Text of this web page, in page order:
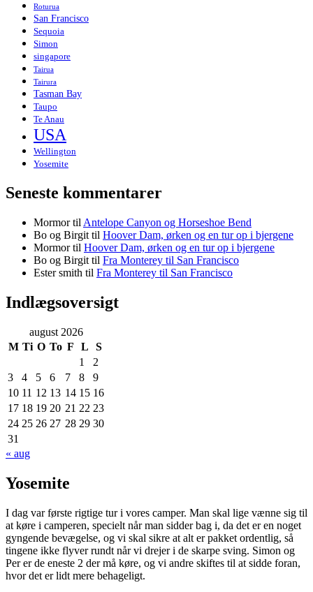
Roturua
San Francisco
Sequoia
Simon
singapore
Tairua
Tairura
Tasman Bay
Taupo
Te Anau
USA
Wellington
Yosemite
Seneste kommentarer
Mormortil Antelope Canyon og Horseshoe Bend
Bo og Birgit til Hoover Dam, ørken og en tur op i bjergene
Mormortil Hoover Dam, ørken og en tur op i bjergene
Bo og Birgit til Fra Monterey til San Francisco
Ester smith til Fra Monterey til San Francisco
Indlægsoversigt
august 2026
M Ti O To F L
S
1
2
3
4 5 6 7 8
9
10 11 12 13 14 15 16
17 18 19 20 21 22 23
24 25 26 27 28 29 30
31
« aug
Yosemite
I dag var første rigtige tur i vores camper. Man skal lige vænne sig til
at køre i camperen, specielt når man sidder bag i, da det er en noget
gyngende bevægelse, og vi skal sikre at alt er pakket ordentlig, så
tingene ikke flyver rundt når vi drejer i de skarpe sving. Simon og
Per er de eneste 2 der må køre, og vi andre skiftes til at sidde foran,
hvor det er lidt mere behageligt.